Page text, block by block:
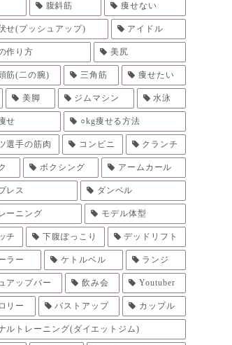
腹斜筋 痩せない
せ(プッシュアップ) アイドル
作り方 美尻
筋(二の腕) 三角筋 痩せたい
美脚 ジムマシン 水泳
せ ○kg痩せる方法
選手の筋肉 コンビニ クランチ
ボクシング アームカール
レス ダンベル
ーニング モデル体型
チ 下腹ぽっこり デッドリフト
ラー ケトルベル ランジ
アップバー 飲み会 Youtuber
リー バストアップ カップル
ルトレーニング(ダイエットジム)